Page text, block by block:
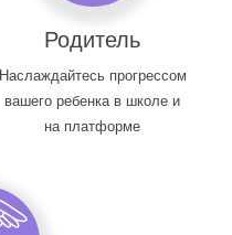
Родитель
Наслаждайтесь прогрессом
вашего ребенка в школе и
на платформе